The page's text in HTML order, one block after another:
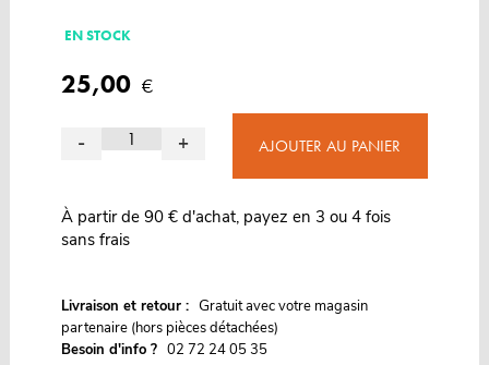
EN STOCK
25,00 €
- + AJOUTER AU PANIER
À partir de 90 € d'achat, payez en 3 ou 4 fois
sans frais
Livraison et retour : Gratuit avec votre magasin
partenaire (hors pièces détachées)
Besoin d'info ? 02 72 24 05 35